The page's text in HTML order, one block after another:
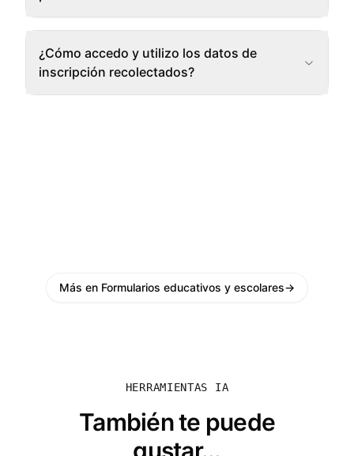
¿Cómo accedo y utilizo los datos de
inscripción recolectados?
Más en Formularios educativos y escolares→
HERRAMIENTAS IA
También te puede